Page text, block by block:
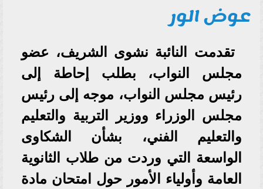
عوض الور
تقدمت النائبة نشوى الشريف، عضو
مجلس النواب، بطلب إحاطة إلى
رئيس مجلس النواب، موجه إلى رئيس
مجلس الوزراء ووزير التربية والتعليم
والتعليم الفني، بشأن الشكاوى
الواسعة التي وردت من طلاب الثانوية
العامة وأولياء الأمور حول امتحان مادة